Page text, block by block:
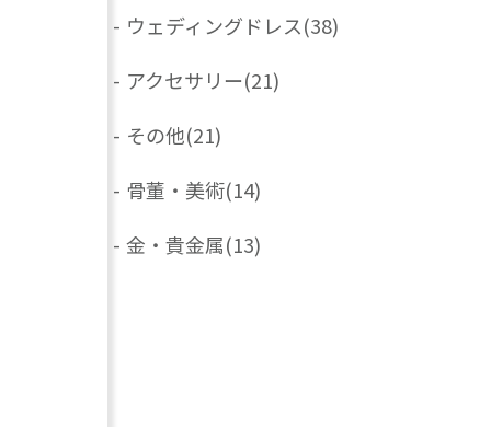
- ウェディングドレス(38)
- アクセサリー(21)
- その他(21)
- 骨董・美術(14)
- 金・貴金属(13)